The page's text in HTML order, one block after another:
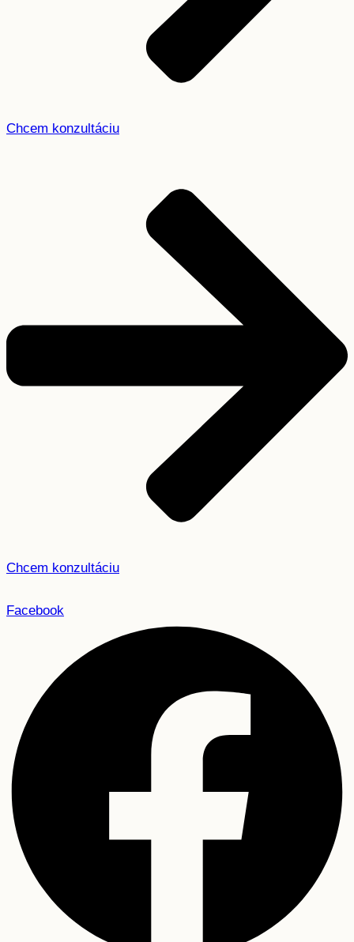
Chcem konzultáciu
Chcem konzultáciu
Facebook